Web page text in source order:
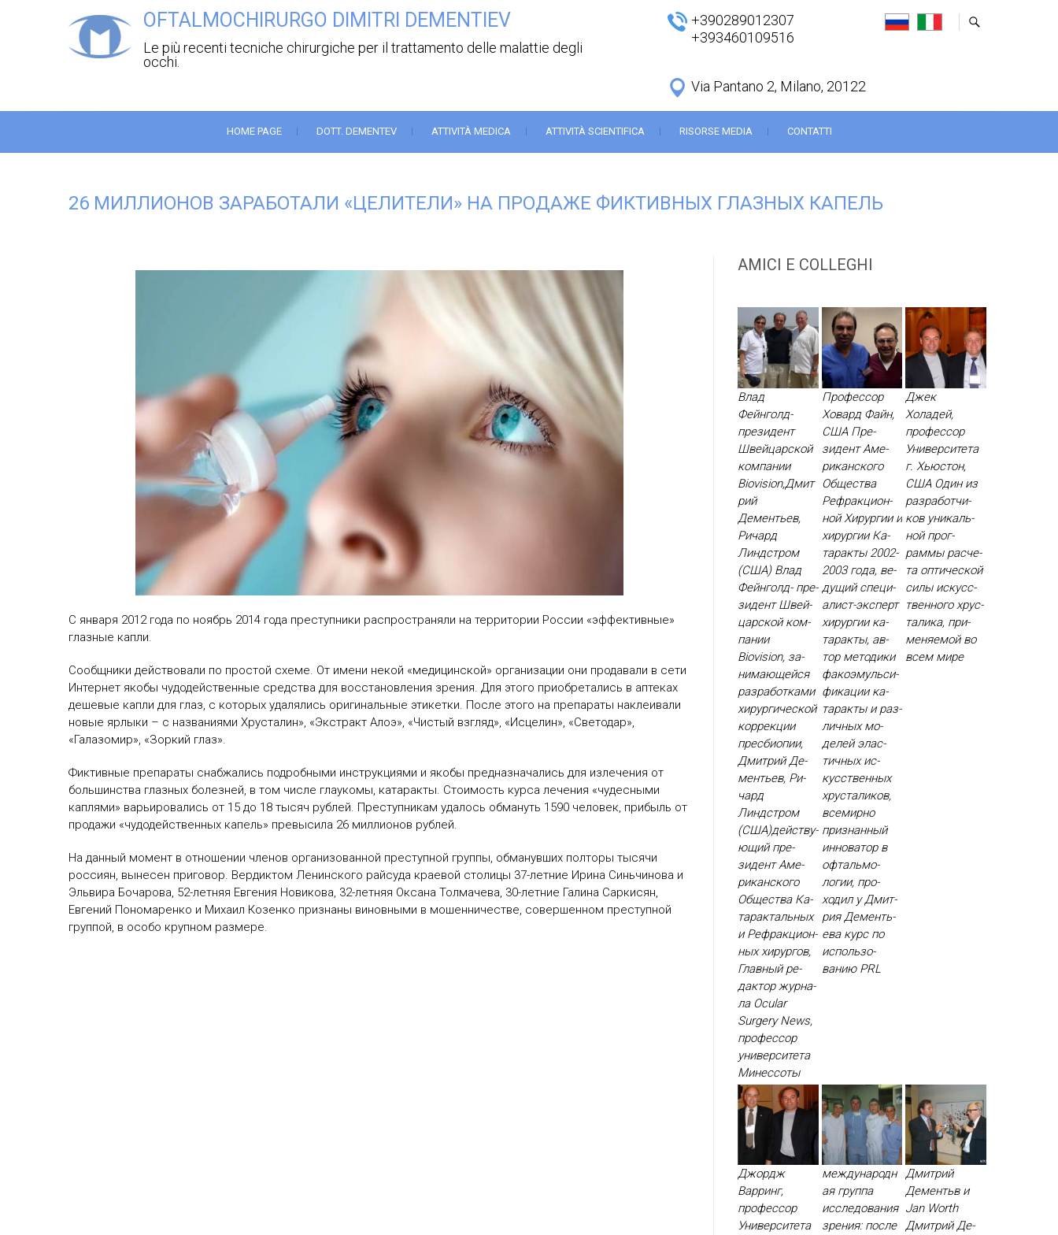
OFTALMOCHIRURGO DIMITRI DEMENTIEV
Le più recenti tecniche chirurgiche per il trattamento delle malattie degli
occhi.
+390289012307
+393460109516
Via Pantano 2, Milano, 20122
HOME PAGE DOTT. DEMENTEV ATTIVITÀ MEDICA ATTIVITÀ SCIENTIFICA RISORSE MEDIA CONTATTI
26 МИЛЛИОНОВ ЗАРАБОТАЛИ «ЦЕЛИТЕЛИ» НА ПРОДАЖЕ ФИКТИВНЫХ ГЛАЗНЫХ КАПЕЛЬ
С января 2012 года по ноябрь 2014 года преступники распространяли на территории России «эффективные»
глазные капли.
Сообщники действовали по простой схеме. От имени некой «медицинской» организации они продавали в сети
Интернет якобы чудодейственные средства для восстановления зрения. Для этого приобретались в аптеках
дешевые капли для глаз, с которых удалялись оригинальные этикетки. После этого на препараты наклеивали
новые ярлыки – с названиями Хрусталин», «Экстракт Алоэ», «Чистый взгляд», «Исцелин», «Светодар»,
«Галазомир», «Зоркий глаз».
Фиктивные препараты снабжались подробными инструкциями и якобы предназначались для излечения от
большинства глазных болезней, в том числе глаукомы, катаракты. Стоимость курса лечения «чудесными
каплями» варьировались от 15 до 18 тысяч рублей. Преступникам удалось обмануть 1590 человек, прибыль от
продажи «чудодейственных капель» превысила 26 миллионов рублей.
На данный момент в отношении членов организованной преступной группы, обманувших полторы тысячи
россиян, вынесен приговор. Вердиктом Ленинского райсуда краевой столицы 37-летние Ирина Синьчинова и
Эльвира Бочарова, 52-летняя Евгения Новикова, 32-летняя Оксана Толмачева, 30-летние Галина Саркисян,
Евгений Пономаренко и Михаил Козенко признаны виновными в мошенничестве, совершенном преступной
группой, в особо крупном размере.
AMICI E COLLEGHI
Влад
Фейнголд-
президент
Швейцарской
компании
Biovision,Дмит
рий
Дементьев,
Ричард
Линдстром
(США) Влад
Фей­нголд- пре­
зидент Швей­
цар­ской ком­
па­нии
Biovision, за­
нима­ющей­ся
раз­ра­бот­ка­ми
хи­рур­ги­чес­кой
кор­рекции
прес­би­опии,
Дмит­рий Де­
менть­ев, Ри­
чард
Линдстром
(США)дей­ству­
ющий пре­
зидент Аме­
рикан­ско­го
Об­щес­тва Ка­
тарак­таль­ных
и Реф­ракци­он­
ных хи­рур­гов,
Глав­ный ре­
дак­тор жур­на­
ла Ocular
Surgery News,
про­фес­сор
уни­вер­си­тета
Ми­нес­со­ты
Профессор
Ховард Файн,
США Пре­
зидент Аме­
рикан­ско­го
Об­щес­тва
Реф­ракци­он­
ной Хи­рур­гии и
хи­рур­гии Ка­
тарак­ты 2002-
2003 го­да, ве­
дущий спе­ци­
алист-эк­сперт
хи­рур­гии ка­
тарак­ты, ав­
тор ме­тоди­ки
фа­ко­эмуль­си­
фика­ции ка­
тарак­ты и раз­
личных мо­
делей элас­
тичных ис­
кусс­твен­ных
хрус­та­ликов,
все­мир­но
приз­нанный
ин­но­ватор в
оф­таль­мо­
логии, про­
ходил у Дмит­
рия Де­менть­
ева курс по
ис­поль­зо­
ванию PRL
Джек
Холадей,
профессор
Университета
г. Хьюстон,
США Один из
раз­ра­бот­чи­
ков уни­каль­
ной прог­
раммы рас­че­
та оп­ти­чес­кой
си­лы ис­кусс­
твен­но­го хрус­
та­лика, при­
меня­емой во
всем ми­ре
Джордж
Варринг,
профессор
Университета
международн
ая группа
исследования
зрения: после
Дмитрий
Дементьв и
Jan Worth
Дмит­рий Де­